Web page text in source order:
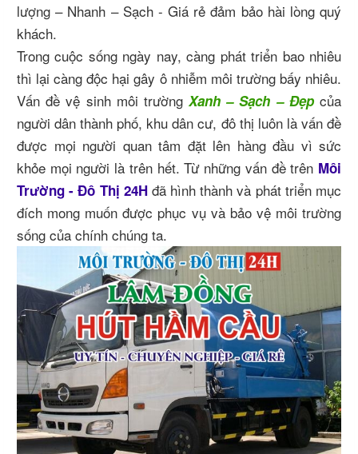
lượng – Nhanh – Sạch - Giá rẻ đảm bảo hài lòng quý
khách.
Trong cuộc sống ngày nay, càng phát triển bao nhiêu
thì lại càng độc hại gây ô nhiễm môi trường bấy nhiêu.
Vấn đề vệ sinh môi trườngXanh – Sạch – Đẹpcủa
người dân thành phố, khu dân cư, đô thị luôn là vấn đề
được mọi người quan tâm đặt lên hàng đầu vì sức
khỏe mọi người là trên hết. Từ những vấn đề trên Môi
Trường - Đô Thị 24H đã hình thành và phát triển mục
đích mong muốn được phục vụ và bảo vệ môi trường
sống của chính chúng ta.